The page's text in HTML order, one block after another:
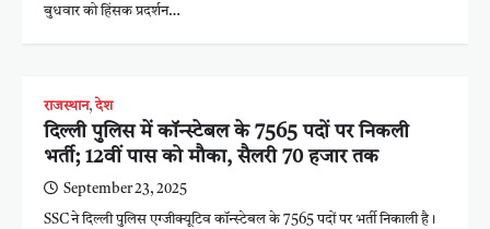
बुधवार को हिंसक प्रदर्शन…
राजस्थान, देश
दिल्ली पुलिस में कॉन्स्टेबल के 7565 पदों पर निकली
भर्ती; 12वीं पास को मौका, सैलरी 70 हजार तक
September 23, 2025
SSC ने दिल्ली पुलिस एग्जीक्यूटिव कॉन्स्टेबल के 7565 पदों पर भर्ती निकाली है।